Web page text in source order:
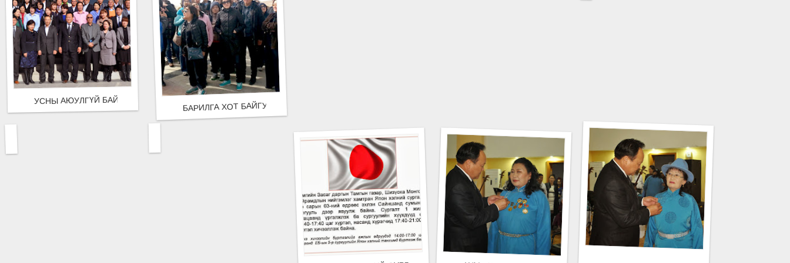
УСНЫ АЮУЛГҮЙ БАЙДЛЫН ТАЛААРХИ УУЛЗАЛТ БОЛЛООБАРИЛГА ХОТ БАЙГУУЛАЛТЫН ЯАМНЫХАН ДОРНОГОВЬ АЙМАГТ АЖИЛЛАЛАА